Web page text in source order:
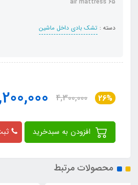
دسته : تشک بادی داخل ماشین
26%
4,300,000
محصولات مرتبط